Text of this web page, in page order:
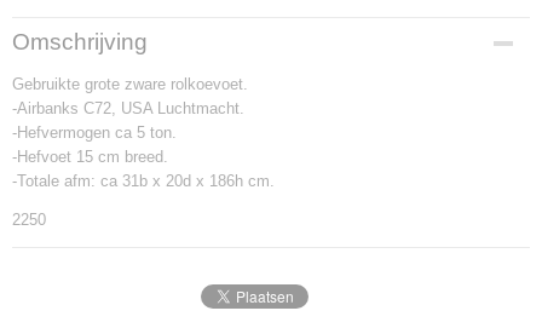
Productcode
2250
Omschrijving
Gebruikte grote zware rolkoevoet.
-Airbanks C72, USA Luchtmacht.
-Hefvermogen ca 5 ton.
-Hefvoet 15 cm breed.
-Totale afm: ca 31b x 20d x 186h cm.
2250